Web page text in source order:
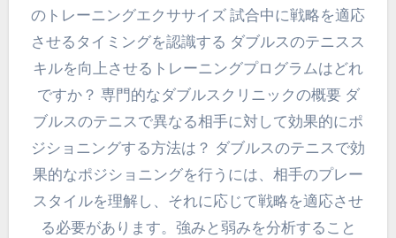
のトレーニングエクササイズ 試合中に戦略を適応
させるタイミングを認識する ダブルスのテニスス
キルを向上させるトレーニングプログラムはどれ
ですか？ 専門的なダブルスクリニックの概要 ダ
ブルスのテニスで異なる相手に対して効果的にポ
ジショニングする方法は？ ダブルスのテニスで効
果的なポジショニングを行うには、相手のプレー
スタイルを理解し、それに応じて戦略を適応させ
る必要があります。強みと弱みを分析すること